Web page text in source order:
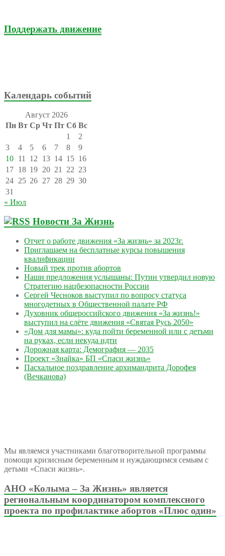
Поддержать движение
Календарь событий
Август 2026
Пн Вт Ср Чт Пт Сб Вс
1
2
3
4 5 6 7 8
9
10 11 12 13 14 15 16
17 18 19 20 21 22 23
24 25 26 27 28 29 30
31
« Июл
Новости За Жизнь
Отчет о работе движения «За жизнь» за 2023г.
Приглашаем на бесплатные курсы повышения
квалификации
Новый трек против абортов
Наши предложения услышаны: Путин утвердил новую
Стратегию нацбезопасности России
Сергей Чесноков выступил по вопросу статуса
многодетных в Общественной палате РФ
Духовник общероссийского движения «За жизнь!»
выступил на слёте движения «Святая Русь 2050»
«Дом для мамы»: куда пойти беременной или с детьми
на руках, если некуда идти
Дорожная карта: Демография — 2035
Проект «Знайка» БП «Спаси жизнь»
Пасхальное поздравление архимандрита Дорофея
(Вечканова)
Мы являемся участниками благотворительной программы
помощи кризисным беременным и нуждающимся семьям с
детьми «Спаси жизнь».
АНО «Колыма – За Жизнь» является
региональным координатором комплексного
проекта по профилактике абортов «Плюс один»